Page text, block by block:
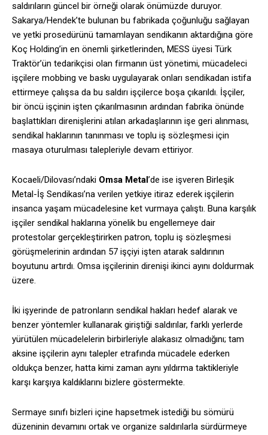
saldırıların güncel bir örneği olarak önümüzde duruyor.
Sakarya/Hendek’te bulunan bu fabrikada çoğunluğu sağlayan
ve yetki prosedürünü tamamlayan sendikanın aktardığına göre
Koç Holding’in en önemli şirketlerinden, MESS üyesi Türk
Traktör’ün tedarikçisi olan firmanın üst yönetimi, mücadeleci
işçilere mobbing ve baskı uygulayarak onları sendikadan istifa
ettirmeye çalışsa da bu saldırı işçilerce boşa çıkarıldı. İşçiler,
bir öncü işçinin işten çıkarılmasının ardından fabrika önünde
başlattıkları direnişlerini atılan arkadaşlarının işe geri alınması,
sendikal haklarının tanınması ve toplu iş sözleşmesi için
masaya oturulması talepleriyle devam ettiriyor.
Kocaeli/Dilovası’ndaki Omsa Metal’de ise işveren Birleşik
Metal-İş Sendikası’na verilen yetkiye itiraz ederek işçilerin
insanca yaşam mücadelesine ket vurmaya çalıştı. Buna karşılık
işçiler sendikal haklarına yönelik bu engellemeye dair
protestolar gerçekleştirirken patron, toplu iş sözleşmesi
görüşmelerinin ardından 57 işçiyi işten atarak saldırının
boyutunu artırdı. Omsa işçilerinin direnişi ikinci ayını doldurmak
üzere.
İki işyerinde de patronların sendikal hakları hedef alarak ve
benzer yöntemler kullanarak giriştiği saldırılar, farklı yerlerde
yürütülen mücadelelerin birbirleriyle alakasız olmadığını; tam
aksine işçilerin aynı talepler etrafında mücadele ederken
oldukça benzer, hatta kimi zaman aynı yıldırma taktikleriyle
karşı karşıya kaldıklarını bizlere göstermekte.
Sermaye sınıfı bizleri içine hapsetmek istediği bu sömürü
düzeninin devamını ortak ve organize saldırılarla sürdürmeye